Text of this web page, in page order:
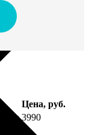
Цена, руб.
3990